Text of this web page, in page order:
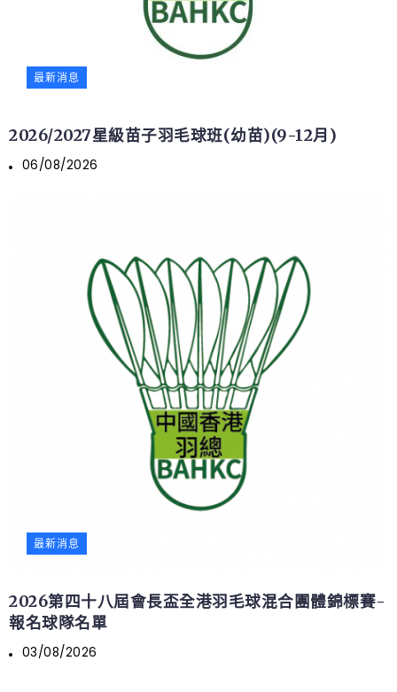
最新消息
2026/2027星級苗子羽毛球班(幼苗)(9-12月)
06/08/2026
最新消息
2026第四十八屆會長盃全港羽毛球混合團體錦標賽-
報名球隊名單
03/08/2026